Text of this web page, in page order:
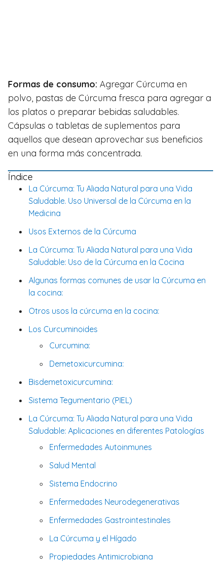
Formas de consumo: Agregar Cúrcuma en
polvo, pastas de Cúrcuma fresca para agregar a
los platos o preparar bebidas saludables.
Cápsulas o tabletas de suplementos para
aquellos que desean aprovechar sus beneficios
en una forma más concentrada.
Índice
La Cúrcuma: Tu Aliada Natural para una Vida
Saludable. Uso Universal de la Cúrcuma en la
Medicina
Usos Externos de la Cúrcuma
La Cúrcuma: Tu Aliada Natural para una Vida
Saludable: Uso de la Cúrcuma en la Cocina
Algunas formas comunes de usar la Cúrcuma en
la cocina:
Otros usos la cúrcuma en la cocina:
Los Curcuminoides
Curcumina:
Demetoxicurcumina:
Bisdemetoxicurcumina:
Sistema Tegumentario (PIEL)
La Cúrcuma: Tu Aliada Natural para una Vida
Saludable: Aplicaciones en diferentes Patologías
Enfermedades Autoinmunes
Salud Mental
Sistema Endocrino
Enfermedades Neurodegenerativas
Enfermedades Gastrointestinales
La Cúrcuma y el Hígado
Propiedades Antimicrobiana